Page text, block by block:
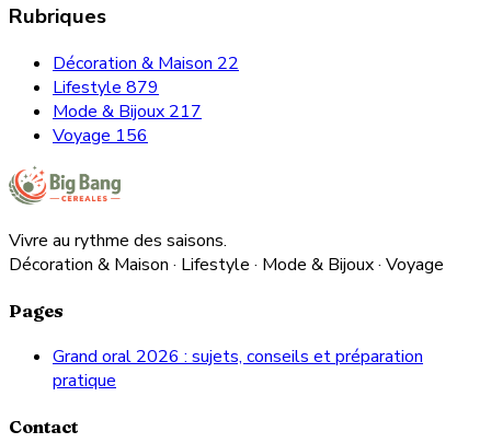
Rubriques
Décoration & Maison 22
Lifestyle 879
Mode & Bijoux 217
Voyage 156
Vivre au rythme des saisons.
Décoration & Maison · Lifestyle · Mode & Bijoux · Voyage
Pages
Grand oral 2026 : sujets, conseils et préparation
pratique
Contact